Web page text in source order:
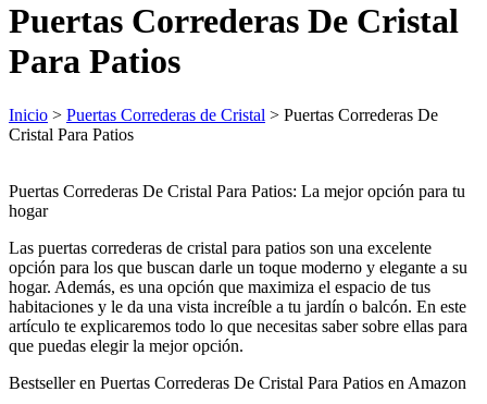
Puertas Correderas De Cristal
Para Patios
Inicio > Puertas Correderas de Cristal > Puertas Correderas De
Cristal Para Patios
Puertas Correderas De Cristal Para Patios: La mejor opción para tu
hogar
Las puertas correderas de cristal para patios son una excelente
opción para los que buscan darle un toque moderno y elegante a su
hogar. Además, es una opción que maximiza el espacio de tus
habitaciones y le da una vista increíble a tu jardín o balcón. En este
artículo te explicaremos todo lo que necesitas saber sobre ellas para
que puedas elegir la mejor opción.
Bestseller en Puertas Correderas De Cristal Para Patios en Amazon